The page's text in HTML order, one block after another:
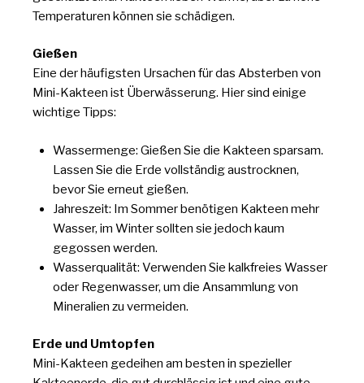
Temperaturen können sie schädigen.
Gießen
Eine der häufigsten Ursachen für das Absterben von
Mini-Kakteen ist Überwässerung. Hier sind einige
wichtige Tipps:
Wassermenge: Gießen Sie die Kakteen sparsam.
Lassen Sie die Erde vollständig austrocknen,
bevor Sie erneut gießen.
Jahreszeit: Im Sommer benötigen Kakteen mehr
Wasser, im Winter sollten sie jedoch kaum
gegossen werden.
Wasserqualität: Verwenden Sie kalkfreies Wasser
oder Regenwasser, um die Ansammlung von
Mineralien zu vermeiden.
Erde und Umtopfen
Mini-Kakteen gedeihen am besten in spezieller